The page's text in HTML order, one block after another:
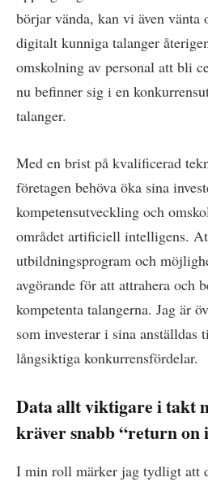
börjar vända, kan vi även vänta
digitalt kunniga talanger
omskolning av personal att bli
nu befinner sig i en
talanger.
Med en brist på kvalificerad
företagen behöva öka sina
kompetensutveckling och
området artificiell intelligens.
utbildningsprogram och
avgörande för att attrahera och
kompetenta talangerna. Jag är
som investerar i sina
långsiktiga konkurrensfördelar.
Data allt viktigare i takt
kräver snabb “return on
I min roll märker jag tydligt att